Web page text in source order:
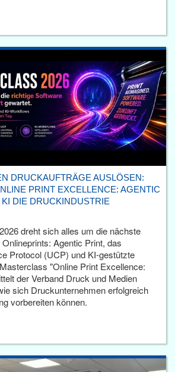
DRUCKAUFTRÄGE AUSLÖSEN:
PRINT EXCELLENCE: AGENTIC
DIE DRUCKINDUSTRIE
dreht sich alles um die nächste
Agentic Print, das
Protocol (UCP) und KI-gestützte
"Online Print Excellence:
der Verband Druck und Medien
sich Druckunternehmen erfolgreich
vorbereiten können.